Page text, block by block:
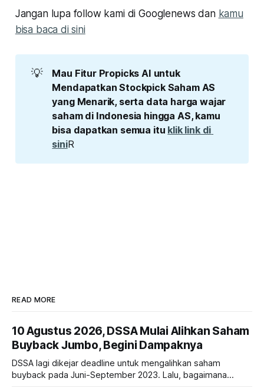
Jangan lupa follow kami di Googlenews dan kamu
bisa baca di sini
💡
Mau Fitur Propicks AI untuk
Mendapatkan Stockpick Saham AS
yang Menarik, serta data harga wajar
saham di Indonesia hingga AS, kamu
bisa dapatkan semua itu klik link di
siniR
READ MORE
10 Agustus 2026, DSSA Mulai Alihkan Saham
Buyback Jumbo, Begini Dampaknya
DSSA lagi dikejar deadline untuk mengalihkan saham
buyback pada Juni-September 2023. Lalu, bagaimana